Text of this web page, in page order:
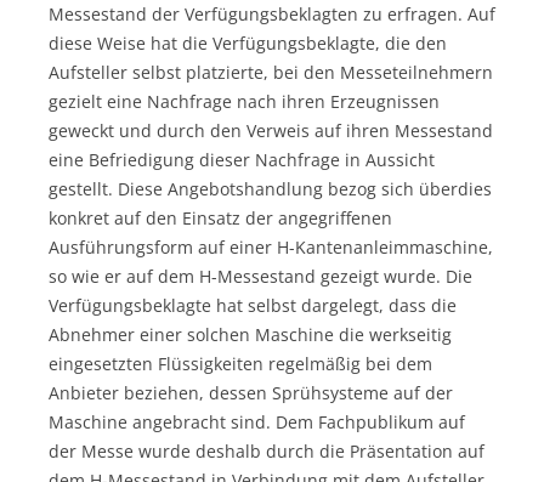
Messestand der Verfügungsbeklagten zu erfragen. Auf
diese Weise hat die Verfügungsbeklagte, die den
Aufsteller selbst platzierte, bei den Messeteilnehmern
gezielt eine Nachfrage nach ihren Erzeugnissen
geweckt und durch den Verweis auf ihren Messestand
eine Befriedigung dieser Nachfrage in Aussicht
gestellt. Diese Angebotshandlung bezog sich überdies
konkret auf den Einsatz der angegriffenen
Ausführungsform auf einer H-Kantenanleimmaschine,
so wie er auf dem H-Messestand gezeigt wurde. Die
Verfügungsbeklagte hat selbst dargelegt, dass die
Abnehmer einer solchen Maschine die werkseitig
eingesetzten Flüssigkeiten regelmäßig bei dem
Anbieter beziehen, dessen Sprühsysteme auf der
Maschine angebracht sind. Dem Fachpublikum auf
der Messe wurde deshalb durch die Präsentation auf